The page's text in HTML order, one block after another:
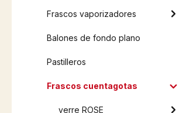
Frascos vaporizadores
Balones de fondo plano
Pastilleros
Frascos cuentagotas
verre ROSE